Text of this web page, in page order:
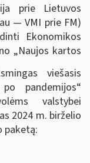
prie Lietuvos
— VMI prie FM)
Ekonomikos
„Naujos kartos
viešasis
pandemijos“
valstybei
2024 m. birželio
paketą: